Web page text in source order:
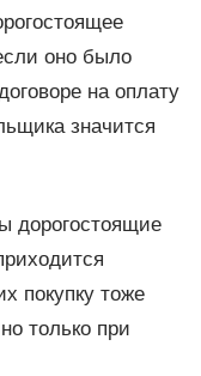
оно было
на оплату
значится
дорогостоящие
покупку тоже
только при